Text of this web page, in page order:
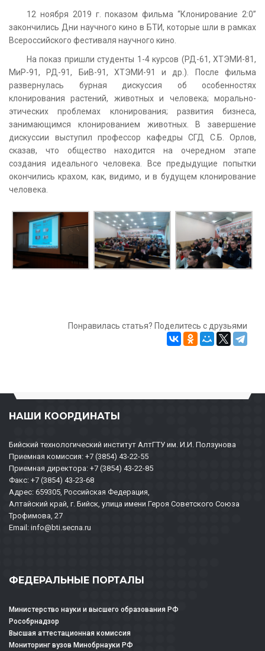
12 ноября 2019 г. показом фильма “Клонирование 2:0”
закончились Дни научного кино в БТИ, которые шли в рамках
Всероссийского фестиваля научного кино.
На показ пришли студенты 1-4 курсов (РД-61, ХТЭМИ-81,
МиР-91, РД-91, БиВ-91, ХТЭМИ-91 и др.). После фильма
развернулась бурная дискуссия об особенностях
клонирования растений, животных и человека; морально-
этических проблемах клонирования; развития бизнеса,
занимающимся клонированием животных. В завершение
дискуссии выступил профессор кафедры СГД С.Б. Орлов,
сказав, что общество находится на очередном этапе
создания идеального человека. Все предыдущие попытки
окончились крахом, как, видимо, и в будущем клонирование
человека.
Понравилась статья? Поделитесь с друзьями
НАШИ КООРДИНАТЫ
Бийский технологический институт АлтГТУ им. И.И. Ползунова
Приемная комиссия: +7 (3854) 43-22-55
Приемная директора: +7 (3854) 43-22-85
Факс: +7 (3854) 43-23-68
Адрес: 659305, Российская Федерация,
Алтайский край, г. Бийск, улица имени Героя Советского Союза
Трофимова, 27
Email: info@bti.secna.ru
ФЕДЕРАЛЬНЫЕ ПОРТАЛЫ
Министерство науки и высшего образования РФ
Рособрнадзор
Высшая аттестационная комиссия
Мониторинг вузов Минобрнауки РФ